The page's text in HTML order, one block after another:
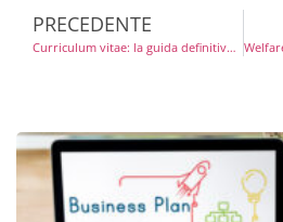
PRECEDENTE
Curriculum vitae: la guida definitiva per un CV efficace